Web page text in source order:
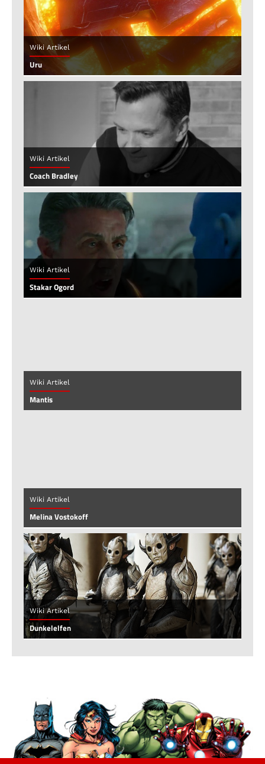
Wiki Artikel
Uru
Wiki Artikel
Coach Bradley
Wiki Artikel
Stakar Ogord
Wiki Artikel
Mantis
Wiki Artikel
Melina Vostokoff
Wiki Artikel
Dunkelelfen